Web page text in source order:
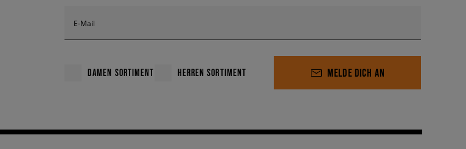
E-Mail
DAMEN SORTIMENT HERREN SORTIMENT MELDE DICH AN